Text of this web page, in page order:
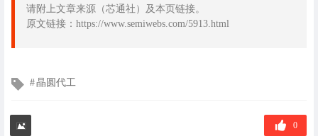
请附上文章来源（芯通社）及本页链接。
原文链接：https://www.semiwebs.com/5913.html
文
签
晶圆代工
0